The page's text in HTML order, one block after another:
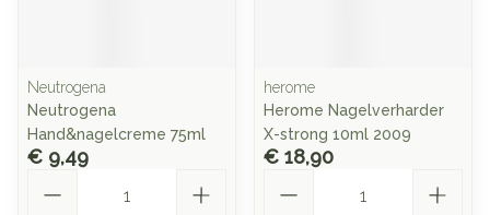
Neutrogena
Neutrogena
Hand&nagelcreme 75ml
€ 9,49
herome
Herome Nagelverharder
X-strong 10ml 2009
€ 18,90